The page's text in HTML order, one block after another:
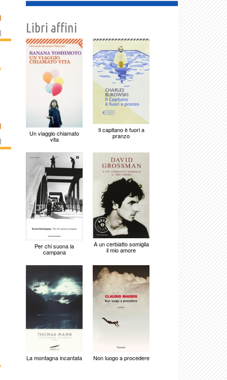
]
]
Libri affini
Un viaggio chiamato
vita
Il capitano è fuori a
pranzo
Per chi suona la
campana
A un cerbiatto somiglia
il mio amore
La montagna incantata Non luogo a procedere